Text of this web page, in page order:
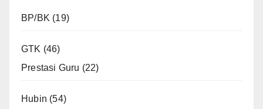
BP/BK (19)
GTK (46)
Prestasi Guru (22)
Hubin (54)